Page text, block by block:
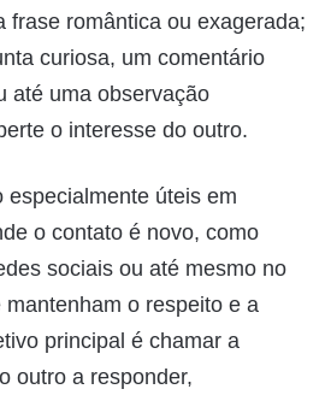
frase romântica ou exagerada;
curiosa, um comentário
até uma observação
o interesse do outro.
especialmente úteis em
o contato é novo, como
sociais ou até mesmo no
o respeito e a
principal é chamar a
outro a responder,